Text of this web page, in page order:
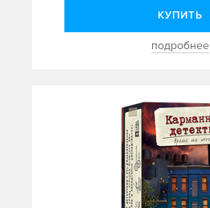
КУПИТЬ
подробнее